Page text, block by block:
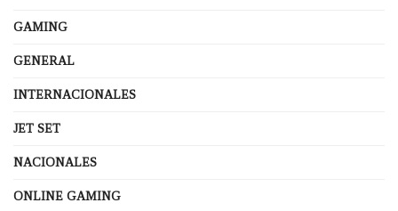
GAMING
GENERAL
INTERNACIONALES
JET SET
NACIONALES
ONLINE GAMING